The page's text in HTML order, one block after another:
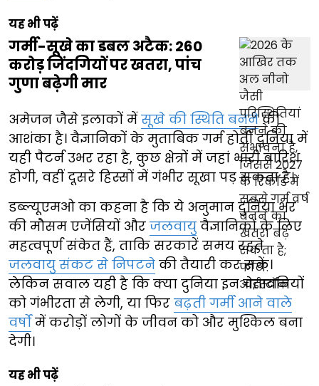
यह भी पढ़ें
गर्मी-सूखे का डबल अटैक: 260
करोड़ जिंदगियों पर खतरा, पांच
गुणा बढ़ेगी मार
अमेजन जैसे इलाकों में सूखे की स्थिति बननेकी
आशंका है। वैज्ञानिकों के मुताबिक गर्म होती दुनिया में
यही पैटर्न उभर रहा है, कुछ क्षेत्रों में जहां भारी बारिश
होगी, वहीं दूसरे हिस्सों में गंभीर सूखा पड़ सकता है।
डब्ल्यूएमओ का कहना है कि ये अनुमान दुनिया भर
की मौसम एजेंसियों और जलवायु वैज्ञानिकों के लिए
महत्वपूर्ण संकेत हैं, ताकि सरकारें समय रहते
जलवायु संकट से निपटने की तैयारी कर सकें।
लेकिन सवाल यही है कि क्या दुनिया इन चेतावनियों
को गंभीरता से लेगी, या फिर बढ़ती गर्मी आने वाले
वर्षोंमें करोड़ों लोगों के जीवन को और मुश्किल बना
देगी।
यह भी पढ़ें